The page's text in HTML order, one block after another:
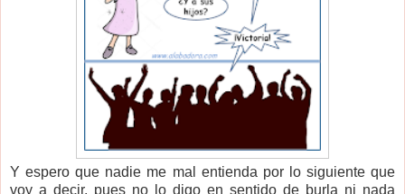
Y espero que nadie me mal entienda por lo siguiente que
voy a decir, pues no lo digo en sentido de burla ni nada